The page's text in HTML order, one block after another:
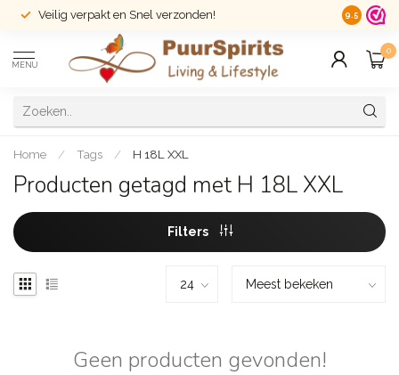
Veilig verpakt en Snel verzonden! 14 dagen
9.5
MENU
0
Home / Tags / H 18L XXL
Producten getagd met H 18L XXL
Filters
Geen producten gevonden!